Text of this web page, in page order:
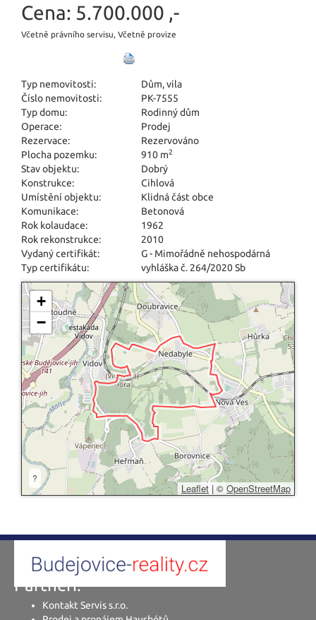
Cena: 5.700.000 ,-
Včetně právního servisu, Včetně provize
Typ nemovitosti:
Dům, vila
Číslo nemovitosti:
PK-7555
Typ domu:
Rodinný dům
Operace:
Prodej
Rezervace:
Rezervováno
Plocha pozemku:
910 m2
Stav objektu:
Dobrý
Konstrukce:
Cihlová
Umístění objektu:
Klidná část obce
Komunikace:
Betonová
Rok kolaudace:
1962
Rok rekonstrukce:
2010
Vydaný certifikát:
G - Mimořádně nehospodárná
Typ certifikátu:
vyhláška č. 264/2020 Sb
+
−
?
Leaflet | © OpenStreetMap
Partneři:
Kontakt Servis s.r.o.